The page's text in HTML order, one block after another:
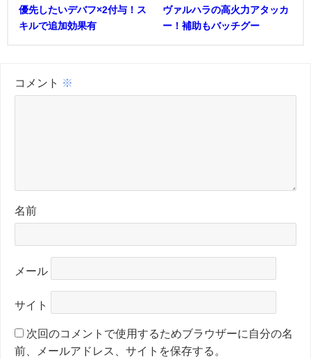
優先したいデバフ×2付与！ス
キルで追加効果有
ヴァルハラの高火力アタッカ
ー！補助もバッチグー
コメント ※
名前
メール
サイト
次回のコメントで使用するためブラウザーに自分の名
前、メールアドレス、サイトを保存する。